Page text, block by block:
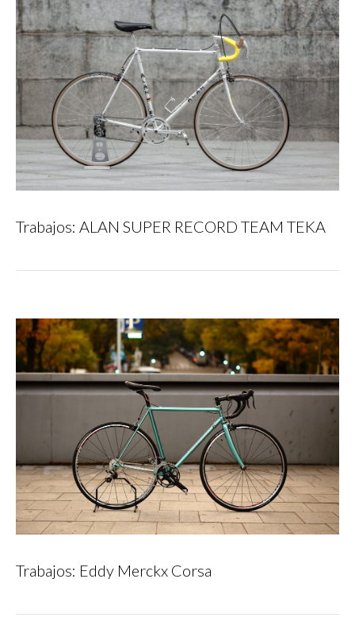
Trabajos: ALAN SUPER RECORD TEAM TEKA
Trabajos: Eddy Merckx Corsa